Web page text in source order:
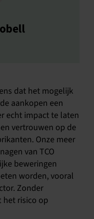
dat het mogelijk
aankopen een
echt impact te laten
vertrouwen op de
Onze meer
van TCO
beweringen
worden, vooral
Zonder
risico op